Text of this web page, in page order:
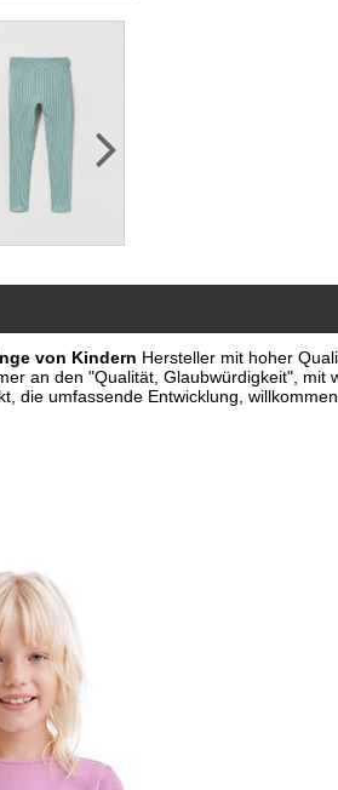
von Kindern Hersteller mit hoher
an den "Qualität, Glaubwürdigkeit",
die umfassende Entwicklung,